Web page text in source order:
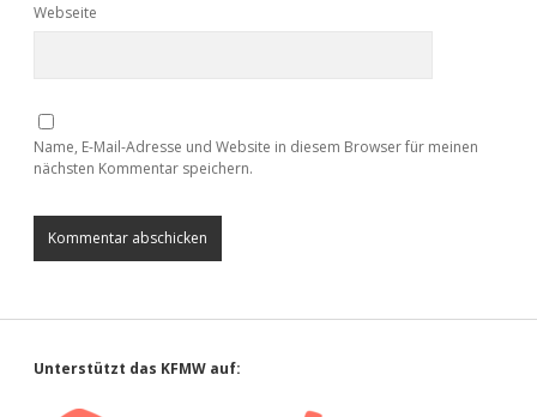
Webseite
Name, E-Mail-Adresse und Website in diesem Browser für meinen
nächsten Kommentar speichern.
Sidebar
Unterstützt das KFMW auf: